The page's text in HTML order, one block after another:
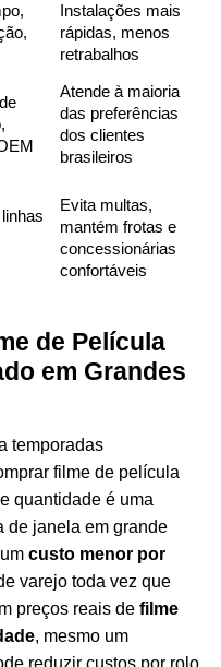
Instalações mais
rápidas, menos
retrabalhos
Atende à maioria
das preferências
dos clientes
brasileiros
Evita multas,
mantém frotas e
concessionárias
confortáveis
de Película
em Grandes
temporadas
filme de película
quantidade é uma
de janela em grande
custo menor por
varejo toda vez que
preços reais de filme
, mesmo um
reduzir custos por rolo